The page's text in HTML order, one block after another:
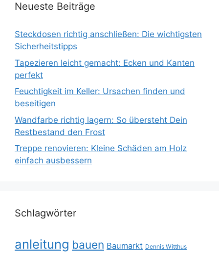
Neueste Beiträge
Steckdosen richtig anschließen: Die wichtigsten
Sicherheitstipps
Tapezieren leicht gemacht: Ecken und Kanten
perfekt
Feuchtigkeit im Keller: Ursachen finden und
beseitigen
Wandfarbe richtig lagern: So übersteht Dein
Restbestand den Frost
Treppe renovieren: Kleine Schäden am Holz
einfach ausbessern
Schlagwörter
anleitung bauen Baumarkt Dennis Witthus